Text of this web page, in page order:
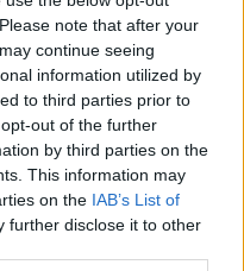
note that after your
continue seeing
information utilized by
to third parties prior to
out of the further
by third parties on the
This information may
on the IAB’s List of
further disclose it to other
οι τρεις που τον
να γυρίζει για
να